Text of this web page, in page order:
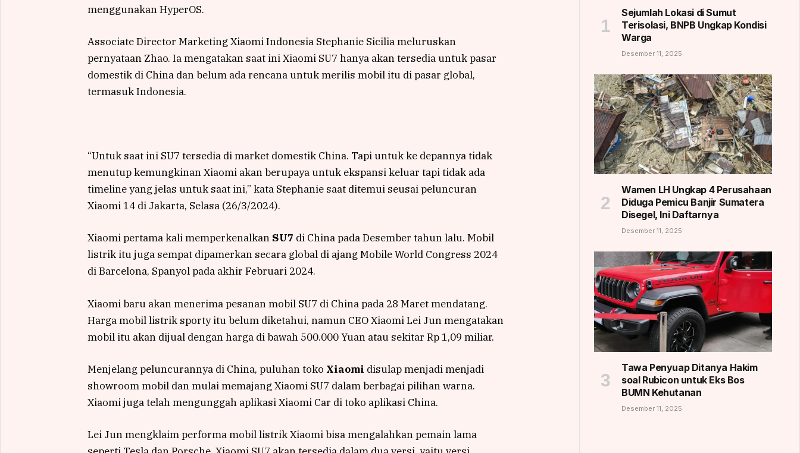
menggunakan HyperOS.
Associate Director Marketing Xiaomi Indonesia Stephanie Sicilia meluruskan
pernyataan Zhao. Ia mengatakan saat ini Xiaomi SU7 hanya akan tersedia untuk pasar
domestik di China dan belum ada rencana untuk merilis mobil itu di pasar global,
termasuk Indonesia.
“Untuk saat ini SU7 tersedia di market domestik China. Tapi untuk ke depannya tidak
menutup kemungkinan Xiaomi akan berupaya untuk ekspansi keluar tapi tidak ada
timeline yang jelas untuk saat ini,” kata Stephanie saat ditemui seusai peluncuran
Xiaomi 14 di Jakarta, Selasa (26/3/2024).
Xiaomi pertama kali memperkenalkan SU7 di China pada Desember tahun lalu. Mobil
listrik itu juga sempat dipamerkan secara global di ajang Mobile World Congress 2024
di Barcelona, Spanyol pada akhir Februari 2024.
Xiaomi baru akan menerima pesanan mobil SU7 di China pada 28 Maret mendatang.
Harga mobil listrik sporty itu belum diketahui, namun CEO Xiaomi Lei Jun mengatakan
mobil itu akan dijual dengan harga di bawah 500.000 Yuan atau sekitar Rp 1,09 miliar.
Menjelang peluncurannya di China, puluhan toko Xiaomi disulap menjadi menjadi
showroom mobil dan mulai memajang Xiaomi SU7 dalam berbagai pilihan warna.
Xiaomi juga telah mengunggah aplikasi Xiaomi Car di toko aplikasi China.
Lei Jun mengklaim performa mobil listrik Xiaomi bisa mengalahkan pemain lama
Sejumlah Lokasi di Sumut
Terisolasi, BNPB Ungkap Kondisi
Warga
Desember 11, 2025
Wamen LH Ungkap 4 Perusahaan
Diduga Pemicu Banjir Sumatera
Disegel, Ini Daftarnya
Desember 11, 2025
Tawa Penyuap Ditanya Hakim
soal Rubicon untuk Eks Bos
BUMN Kehutanan
Desember 11, 2025